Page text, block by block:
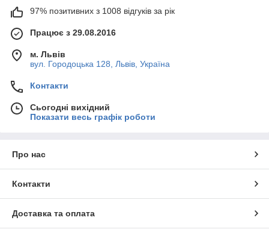
97% позитивних з 1008 відгуків за рік
Працює з 29.08.2016
м. Львів
вул. Городоцька 128, Львів, Україна
Контакти
Сьогодні вихідний
Показати весь графік роботи
Про нас
Контакти
Доставка та оплата